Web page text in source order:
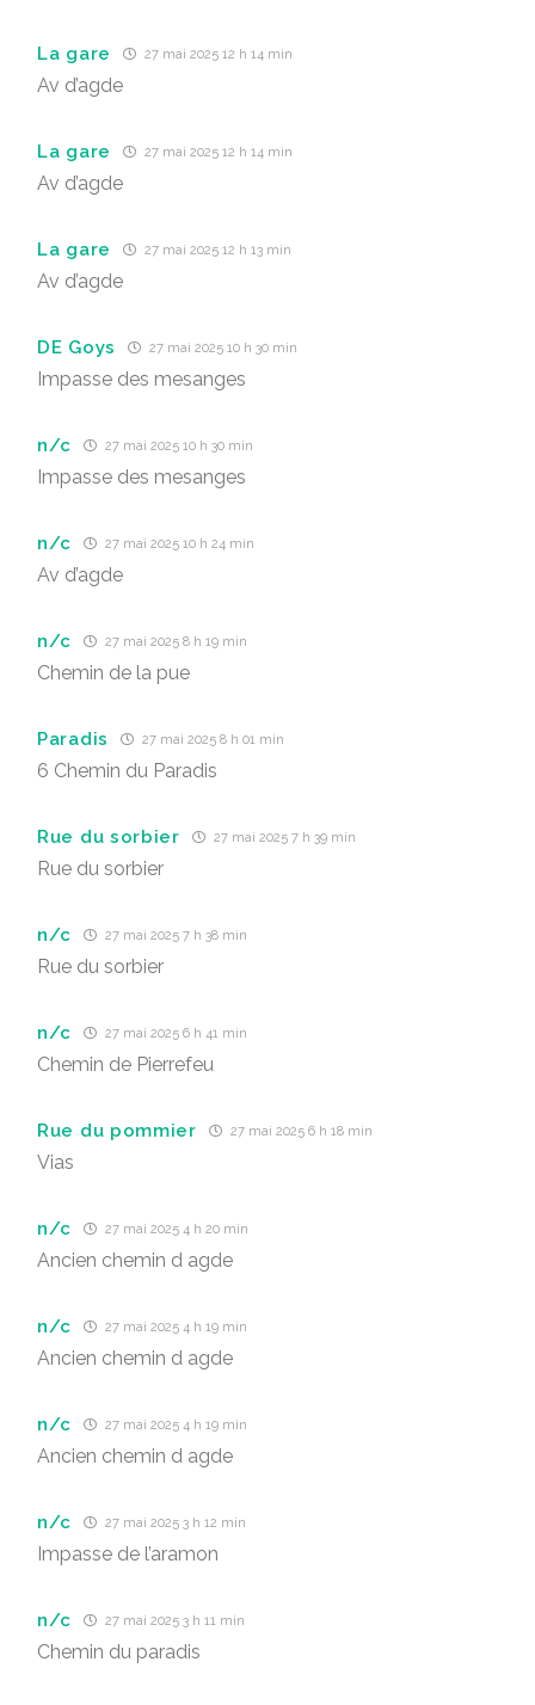
La gare 27 mai 2025 12 h 14 min
Av d’agde
La gare 27 mai 2025 12 h 14 min
Av d’agde
La gare 27 mai 2025 12 h 13 min
Av d’agde
DE Goys 27 mai 2025 10 h 30 min
Impasse des mesanges
n/c 27 mai 2025 10 h 30 min
Impasse des mesanges
n/c 27 mai 2025 10 h 24 min
Av d’agde
n/c 27 mai 2025 8 h 19 min
Chemin de la pue
Paradis 27 mai 2025 8 h 01 min
6 Chemin du Paradis
Rue du sorbier 27 mai 2025 7 h 39 min
Rue du sorbier
n/c 27 mai 2025 7 h 38 min
Rue du sorbier
n/c 27 mai 2025 6 h 41 min
Chemin de Pierrefeu
Rue du pommier 27 mai 2025 6 h 18 min
Vias
n/c 27 mai 2025 4 h 20 min
Ancien chemin d agde
n/c 27 mai 2025 4 h 19 min
Ancien chemin d agde
n/c 27 mai 2025 4 h 19 min
Ancien chemin d agde
n/c 27 mai 2025 3 h 12 min
Impasse de l’aramon
n/c 27 mai 2025 3 h 11 min
Chemin du paradis